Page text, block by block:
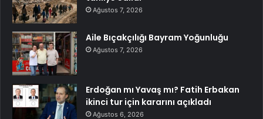
Ağustos 7, 2026
Aile Bıçakçılığı Bayram Yoğunluğu
Ağustos 7, 2026
Erdoğan mı Yavaş mı? Fatih Erbakan
ikinci tur için kararını açıkladı
Ağustos 6, 2026